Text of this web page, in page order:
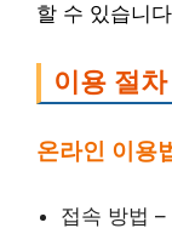
할 수 있습니
이용 절차
온라인 이용
접속 방법